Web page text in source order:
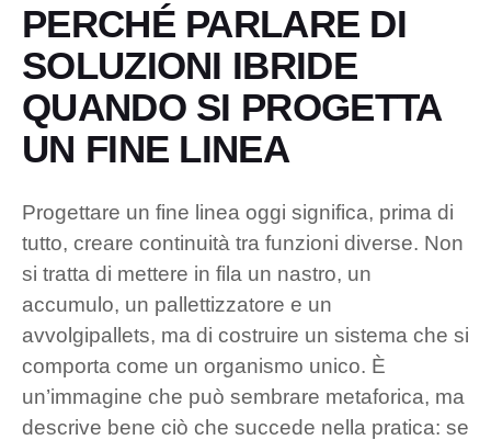
PERCHÉ PARLARE DI
SOLUZIONI IBRIDE
QUANDO SI PROGETTA
UN FINE LINEA
Progettare un fine linea oggi significa, prima di
tutto, creare continuità tra funzioni diverse. Non
si tratta di mettere in fila un nastro, un
accumulo, un pallettizzatore e un
avvolgipallets, ma di costruire un sistema che si
comporta come un organismo unico. È
un’immagine che può sembrare metaforica, ma
descrive bene ciò che succede nella pratica: se